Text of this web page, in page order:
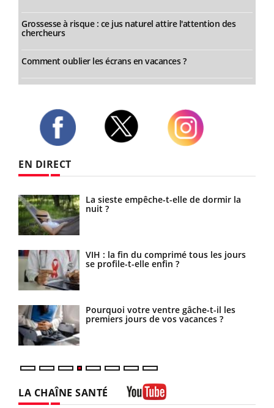
Grossesse à risque : ce jus naturel attire l'attention des
chercheurs
Comment oublier les écrans en vacances ?
EN DIRECT
La sieste empêche-t-elle de dormir la
nuit ?
VIH : la fin du comprimé tous les jours
se profile-t-elle enfin ?
Pourquoi votre ventre gâche-t-il les
premiers jours de vos vacances ?
LA CHAÎNE SANTÉ